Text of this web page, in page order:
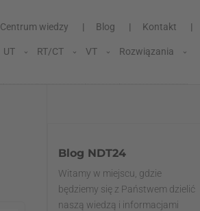
Centrum wiedzy Blog Kontakt
UT RT/CT VT Rozwiązania
Blog NDT24
Witamy w miejscu, gdzie
będziemy się z Państwem dzielić
naszą wiedzą i informacjami